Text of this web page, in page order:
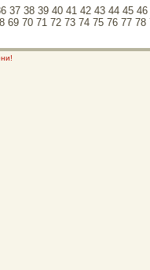
37 38 39 40 41 42 43 44 45 46
69 70 71 72 73 74 75 76 77 78